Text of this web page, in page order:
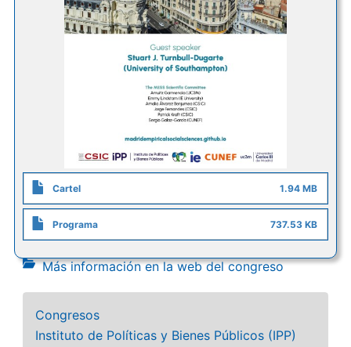
Cartel 1.94 MB
Programa 737.53 KB
Más información en la web del congreso
Congresos
Instituto de Políticas y Bienes Públicos (IPP)